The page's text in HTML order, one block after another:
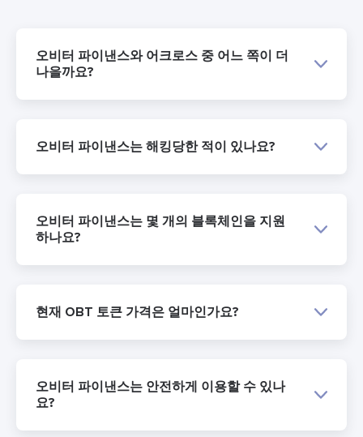
오비터 파이낸스와 어크로스 중 어느 쪽이 더
나을까요?
오비터 파이낸스는 해킹당한 적이 있나요?
오비터 파이낸스는 몇 개의 블록체인을 지원
하나요?
현재 OBT 토큰 가격은 얼마인가요?
오비터 파이낸스는 안전하게 이용할 수 있나
요?